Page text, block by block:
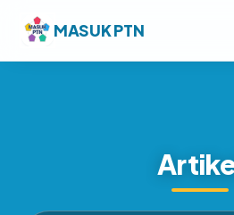
MASUK PTN